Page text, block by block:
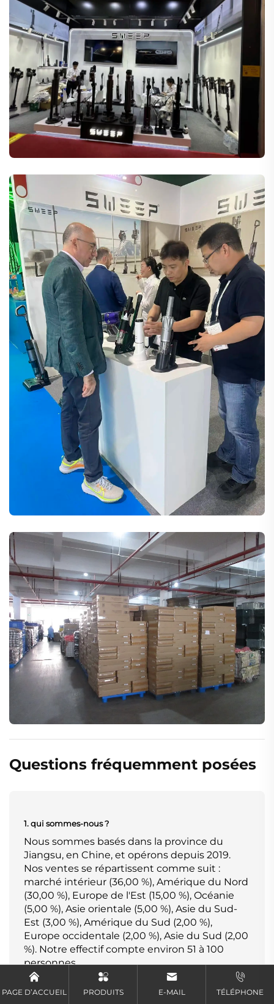
Questions fréquemment posées
1. qui sommes-nous ?
Nous sommes basés dans la province du
Jiangsu, en Chine, et opérons depuis 2019.
Nos ventes se répartissent comme suit :
marché intérieur (36,00 %), Amérique du Nord
(30,00 %), Europe de l'Est (15,00 %), Océanie
(5,00 %), Asie orientale (5,00 %), Asie du Sud-
Est (3,00 %), Amérique du Sud (2,00 %),
Europe occidentale (2,00 %), Asie du Sud (2,00
%). Notre effectif compte environ 51 à 100
personnes.
PAGE D’ACCUEIL PRODUITS E-MAIL TÉLÉPHONE